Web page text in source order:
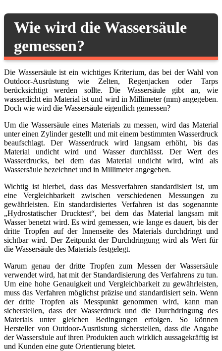
Wie wird die Wassersäule
gemessen?
Die Wassersäule ist ein wichtiges Kriterium, das bei der Wahl von
Outdoor-Ausrüstung wie Zelten, Regenjacken oder Tarps
berücksichtigt werden sollte. Die Wassersäule gibt an, wie
wasserdicht ein Material ist und wird in Millimeter (mm) angegeben.
Doch wie wird die Wassersäule eigentlich gemessen?
Um die Wassersäule eines Materials zu messen, wird das Material
unter einen Zylinder gestellt und mit einem bestimmten Wasserdruck
beaufschlagt. Der Wasserdruck wird langsam erhöht, bis das
Material undicht wird und Wasser durchlässt. Der Wert des
Wasserdrucks, bei dem das Material undicht wird, wird als
Wassersäule bezeichnet und in Millimeter angegeben.
Wichtig ist hierbei, dass das Messverfahren standardisiert ist, um
eine Vergleichbarkeit zwischen verschiedenen Messungen zu
gewährleisten. Ein standardisiertes Verfahren ist das sogenannte
„Hydrostatischer Drucktest“, bei dem das Material langsam mit
Wasser benetzt wird. Es wird gemessen, wie lange es dauert, bis der
dritte Tropfen auf der Innenseite des Materials durchdringt und
sichtbar wird. Der Zeitpunkt der Durchdringung wird als Wert für
die Wassersäule des Materials festgelegt.
Warum genau der dritte Tropfen zum Messen der Wassersäule
verwendet wird, hat mit der Standardisierung des Verfahrens zu tun.
Um eine hohe Genauigkeit und Vergleichbarkeit zu gewährleisten,
muss das Verfahren möglichst präzise und standardisiert sein. Wenn
der dritte Tropfen als Messpunkt genommen wird, kann man
sicherstellen, dass der Wasserdruck und die Durchdringung des
Materials unter gleichen Bedingungen erfolgen. So können
Hersteller von Outdoor-Ausrüstung sicherstellen, dass die Angabe
der Wassersäule auf ihren Produkten auch wirklich aussagekräftig ist
und Kunden eine gute Orientierung bietet.